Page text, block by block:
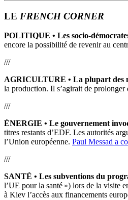
LE FRENCH CORNER
POLITIQUE • Les socio-
encore la possibilité de revenir au
///
AGRICULTURE • La plupart des
la production. Il s’agirait de prolonger
///
ÉNERGIE • Le gouvernement
titres restants d’EDF. Les autorités
l’Union européenne. Paul Messad a
///
SANTÉ • Les subventions du
l’UE pour la santé ») lors de la visite
à Kiev l’accès aux financements